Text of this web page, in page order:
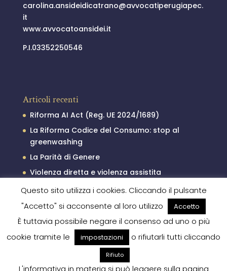
carolina.ansideidicatrano@avvocatiperugiapec.
it
www.avvocatoansidei.it
P.I.03352250546
Articoli recenti
Riforma AI Act (Reg. UE 2024/1689)
La Riforma Codice del Consumo: stop al
greenwashing
La Parità di Genere
Violenza diretta e violenza assistita
Il processo penale minorile
Questo sito utilizza i cookies. Cliccando il pulsante
"Accetto" si acconsente al loro utilizzo
Accetto
È tuttavia possibile negare il consenso ad uno o più
cookie tramite le
impostazioni o rifiutarli tutti cliccando
Rifiuto
L'informativa in materia si può leggere sulla pagina